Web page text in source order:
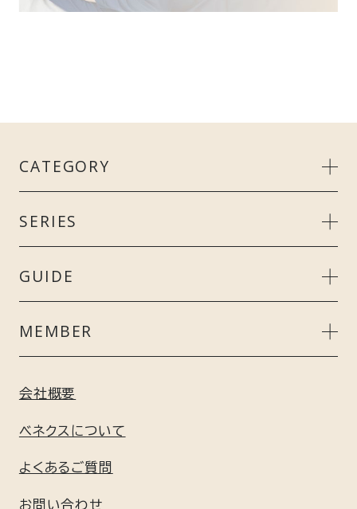
CATEGORY
MEN’S
ACCESSORY
GEL / BATH
SERIES
リカバリークール＋
リフレッシュ
GUIDE
ご利用ガイド
ギフト包装について
利用規約
MEMBER
新規会員登録はこちら
会社概要
ベネクスについて
よくあるご質問
お問い合わせ